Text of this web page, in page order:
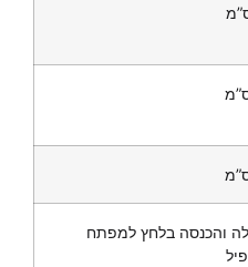
והכנסה בלחץ למפתח